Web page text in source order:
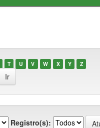
T U V W X Y Z
Registro(s):